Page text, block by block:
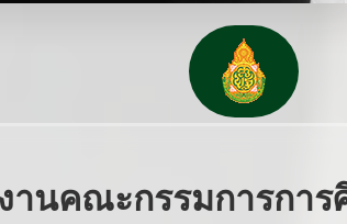
านคณะกรรมการกา